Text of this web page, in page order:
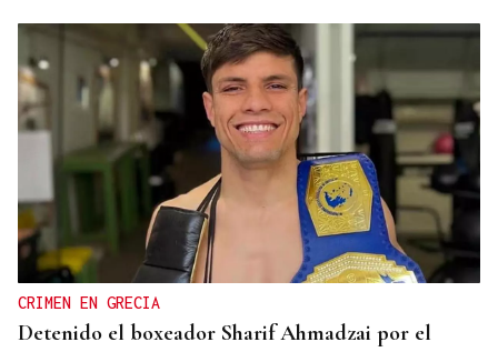
CRIMEN EN GRECIA
Detenido el boxeador Sharif Ahmadzai por el